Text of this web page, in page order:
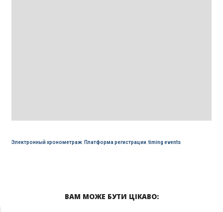
Электронный хронометраж, Платформа регистрации timing events
ВАМ МОЖЕ БУТИ ЦІКАВО: